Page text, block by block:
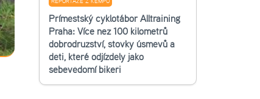
Příměstský cyklotábor Alltraining
Praha: Více než 100 kilometrů
dobrodružství, stovky úsměvů a
děti, které odjížděly jako
sebevědomí bikeři